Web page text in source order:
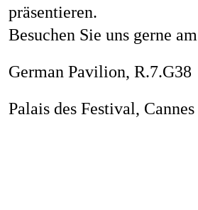
präsentieren.
Besuchen Sie uns gerne am
German Pavilion, R.7.G38
Palais des Festival, Cannes